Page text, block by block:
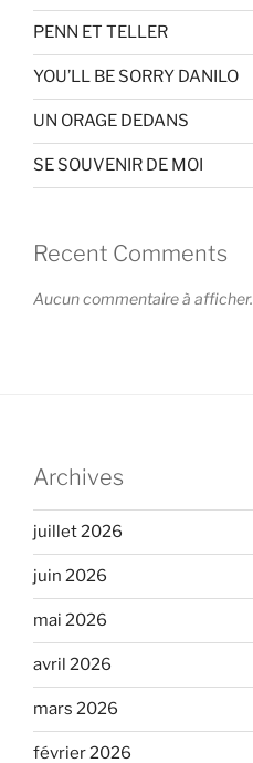
PENN ET TELLER
YOU’LL BE SORRY DANILO
UN ORAGE DEDANS
SE SOUVENIR DE MOI
Recent Comments
Aucun commentaire à afficher.
Archives
juillet 2026
juin 2026
mai 2026
avril 2026
mars 2026
février 2026